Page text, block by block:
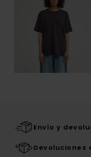
Envío y
Devoluciones